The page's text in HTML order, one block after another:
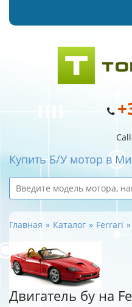
Купить Б/У мотор в
Главная Каталог Ferrari
Двигатель бу на